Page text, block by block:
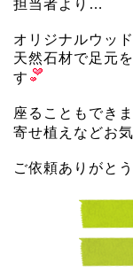
担当者より…
オリジナルウッ
天然石材で足元
す
座ることもでき
寄せ植えなどお
ご依頼ありがと